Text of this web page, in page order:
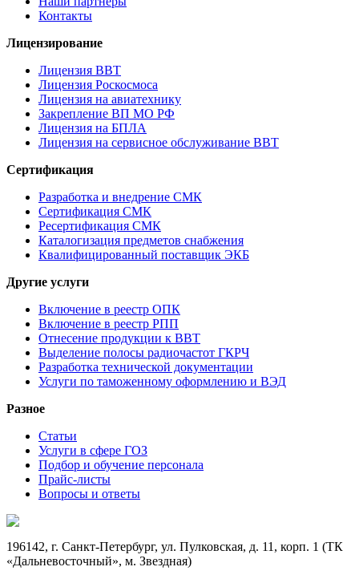
Контакты
Лицензирование
Лицензия ВВТ
Лицензия Роскосмоса
Лицензия на авиатехнику
Закрепление ВП МО РФ
Лицензия на БПЛА
Лицензия на сервисное обслуживание ВВТ
Сертификация
Разработка и внедрение СМК
Сертификация СМК
Ресертификация СМК
Каталогизация предметов снабжения
Квалифицированный поставщик ЭКБ
Другие услуги
Включение в реестр ОПК
Включение в реестр РПП
Отнесение продукции к ВВТ
Выделение полосы радиочастот ГКРЧ
Разработка технической документации
Услуги по таможенному оформлению и ВЭД
Разное
Статьи
Услуги в сфере ГОЗ
Подбор и обучение персонала
Прайс-листы
Вопросы и ответы
196142, г. Санкт-Петербург, ул. Пулковская, д. 11, корп. 1 (ТК
«Дальневосточный», м. Звездная)